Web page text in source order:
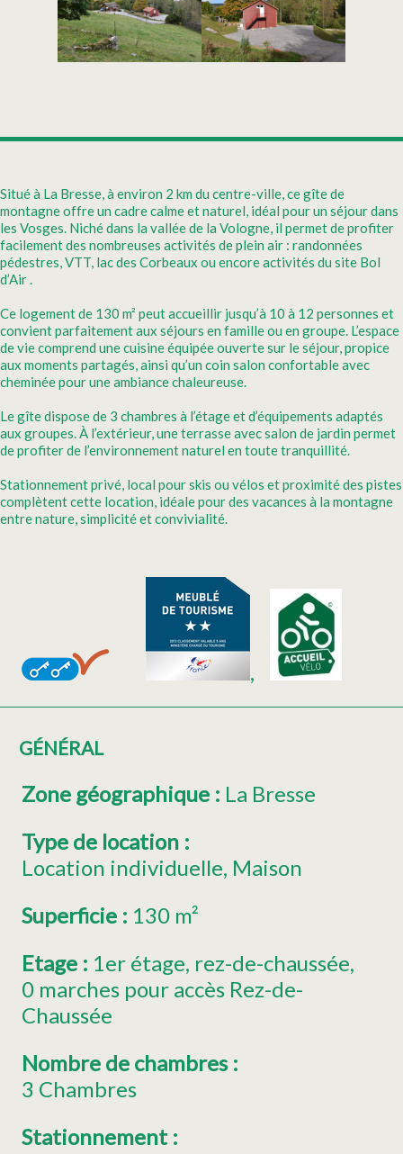
Situé à La Bresse, à environ 2 km du centre-ville, ce gîte de
montagne offre un cadre calme et naturel, idéal pour un séjour dans
les Vosges. Niché dans la vallée de la Vologne, il permet de profiter
facilement des nombreuses activités de plein air : randonnées
pédestres, VTT, lac des Corbeaux ou encore activités du site Bol
d’Air .
Ce logement de 130 m² peut accueillir jusqu’à 10 à 12 personnes et
convient parfaitement aux séjours en famille ou en groupe. L’espace
de vie comprend une cuisine équipée ouverte sur le séjour, propice
aux moments partagés, ainsi qu’un coin salon confortable avec
cheminée pour une ambiance chaleureuse.
Le gîte dispose de 3 chambres à l’étage et d’équipements adaptés
aux groupes. À l’extérieur, une terrasse avec salon de jardin permet
de profiter de l’environnement naturel en toute tranquillité.
Stationnement privé, local pour skis ou vélos et proximité des pistes
complètent cette location, idéale pour des vacances à la montagne
entre nature, simplicité et convivialité.
GÉNÉRAL
Zone géographique : La Bresse
Type de location :
Location individuelle Maison
Superficie : 130 m²
Etage : 1er étage rez-de-chaussée
0 marches pour accès Rez-de-
Chaussée
Nombre de chambres :
3 Chambres
Stationnement :